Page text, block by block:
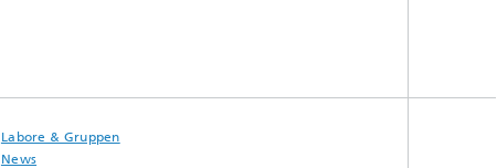
Labore & Gruppen
News